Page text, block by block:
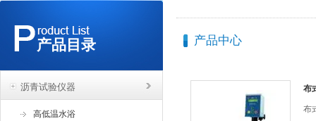
产品目录
沥青试验仪器
高低温水浴
产品中心
布
布